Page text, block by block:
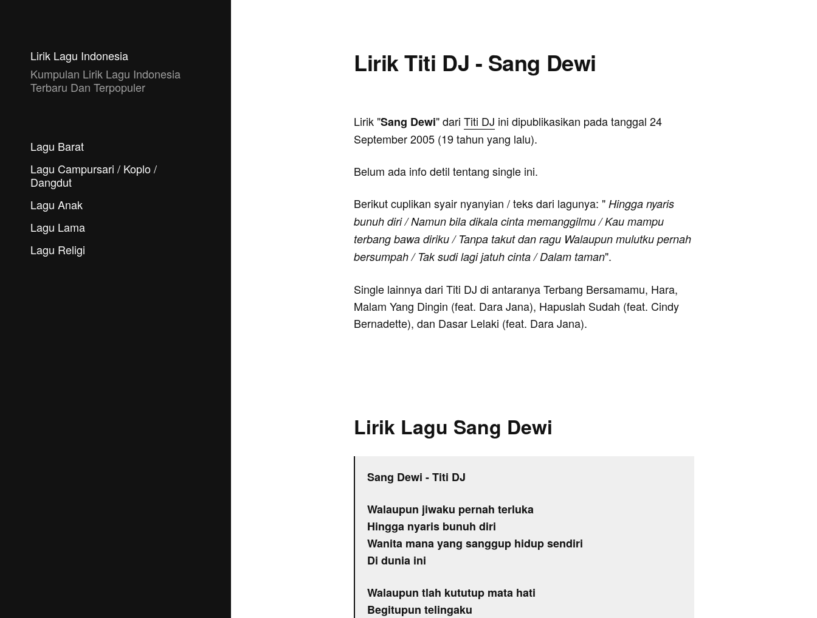
Lirik Lagu Indonesia
Kumpulan Lirik Lagu Indonesia
Terbaru Dan Terpopuler
Lagu Barat
Lagu Campursari / Koplo /
Dangdut
Lagu Anak
Lagu Lama
Lagu Religi
Lirik Titi DJ - Sang Dewi
Lirik "Sang Dewi" dari Titi DJ ini dipublikasikan pada tanggal 24
September 2005 (19 tahun yang lalu).
Belum ada info detil tentang single ini.
Berikut cuplikan syair nyanyian / teks dari lagunya: " Hingga nyaris
bunuh diri / Namun bila dikala cinta memanggilmu / Kau mampu
terbang bawa diriku / Tanpa takut dan ragu Walaupun mulutku pernah
bersumpah / Tak sudi lagi jatuh cinta / Dalam taman".
Single lainnya dari Titi DJ di antaranya Terbang Bersamamu, Hara,
Malam Yang Dingin (feat. Dara Jana), Hapuslah Sudah (feat. Cindy
Bernadette), dan Dasar Lelaki (feat. Dara Jana).
Lirik Lagu Sang Dewi
Sang Dewi - Titi DJ
Walaupun jiwaku pernah terluka
Hingga nyaris bunuh diri
Wanita mana yang sanggup hidup sendiri
Di dunia ini
Walaupun tlah kututup mata hati
Begitupun telingaku